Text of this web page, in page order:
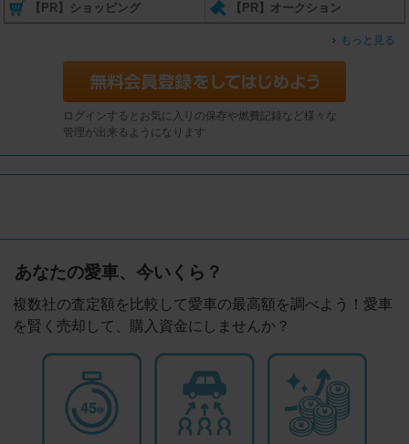
【PR】ショッピング 【PR】オークション
もっと見る
ログインするとお気に入りの保存や燃費記録など様々な
管理が出来るようになります
あなたの愛車、今いくら？
複数社の査定額を比較して愛車の最高額を調べよう！愛車
を賢く売却して、購入資金にしませんか？